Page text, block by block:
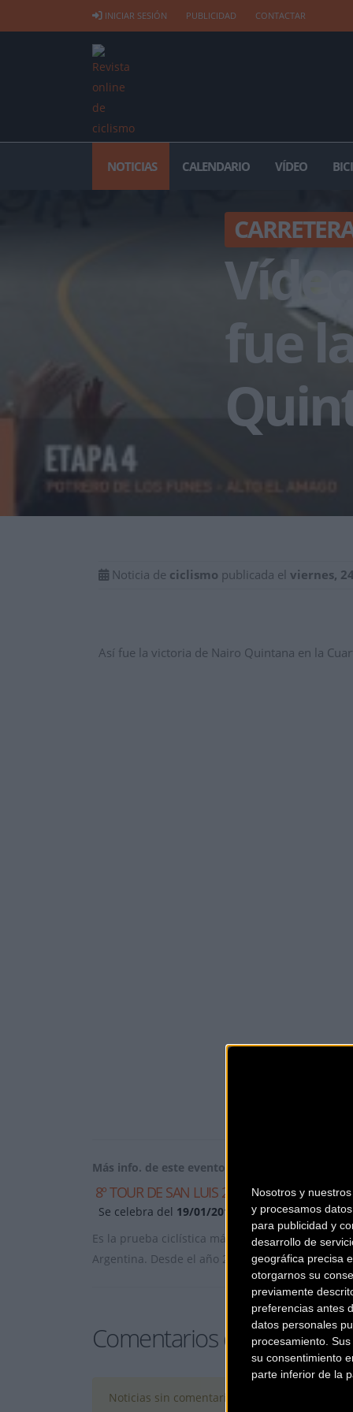
Nosotros y
y procesamos
para publicidad y
desarrollo de
geográfica precisa
otorgarnos su
previamente
preferencias antes
datos personales
procesamiento.
su consentimiento
parte inferior de la
INICIAR SESIÓN PUBLICIDAD CONTACTAR
NOTICIAS CALENDARIO VÍDEO
fue
Noticia de ciclismo publicada el viernes,
Así fue la victoria de Nairo Quintana en la
Más info. de este evento
8º TOUR DE SAN LUIS 2014
Se celebra del 19/01/2014 al26/01/2014
Es la prueba ciclística más importante de
Argentina. Desde el año 2007 el Tour... [+]
Comentarios de la Noticia
Noticias sin comentarios. ¡Ya puedes escribir